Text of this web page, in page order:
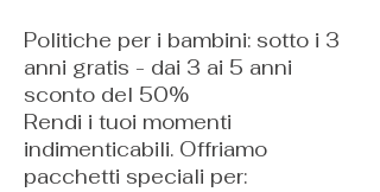
Politiche per i bambini: sotto i 3
anni gratis - dai 3 ai 5 anni
sconto del 50%
Rendi i tuoi momenti
indimenticabili. Offriamo
pacchetti speciali per: